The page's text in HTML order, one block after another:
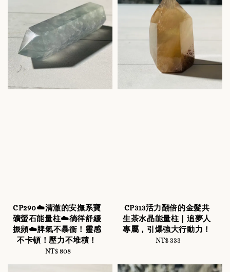
CP290☁️清澈的安撫系寶
礦螢石能量柱☁️徜徉舒緩
振頻☁️脾氣不暴衝！靈感
不卡頓！壓力不堆積！
Regular
NT$ 808
CP313活力翻倍的金髮共
生茶水晶能量柱｜追夢人
專屬，引爆強大行動力！
Regular
NT$ 333